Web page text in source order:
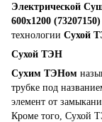
Электрической
600x1200 (73207150)
технологии Сухой
Сухой ТЭН
Сухим ТЭНом
трубке под
элемент от
Кроме того, Сухой